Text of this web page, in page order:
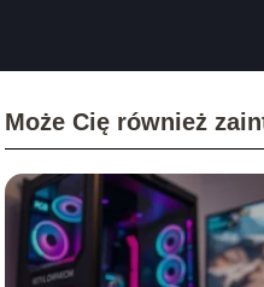
Może Cię również